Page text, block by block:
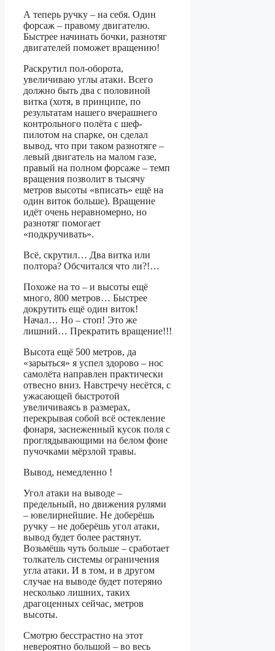
А теперь ручку – на себя. Один
форсаж – правому двигателю.
Быстрее начинать бочки, разнотяг
двигателей поможет вращению!
Раскрутил пол-оборота,
увеличиваю углы атаки. Всего
должно быть два с половиной
витка (хотя, в принципе, по
результатам нашего вчерашнего
контрольного полёта с шеф-
пилотом на спарке, он сделал
вывод, что при таком разнотяге –
левый двигатель на малом газе,
правый на полном форсаже – темп
вращения позволит в тысячу
метров высоты «вписать» ещё на
один виток больше). Вращение
идёт очень неравномерно, но
разнотяг помогает
«подкручивать».
Всё, скрутил… Два витка или
полтора? Обсчитался что ли?!…
Похоже на то – и высоты ещё
много, 800 метров… Быстрее
докрутить ещё один виток!
Начал… Но – стоп! Это же
лишний… Прекратить вращение!!!
Высота ещё 500 метров, да
«зарыться» я успел здорово – нос
самолёта направлен практически
отвесно вниз. Навстречу несётся, с
ужасающей быстротой
увеличиваясь в размерах,
перекрывая собой всё остекление
фонаря, заснеженный кусок поля с
проглядывающими на белом фоне
пучочками мёрзлой травы.
Вывод, немедленно !
Угол атаки на выводе –
предельный, но движения рулями
– ювелирнейшие. Не доберёшь
ручку – не доберёшь угол атаки,
вывод будет более растянут.
Возьмёшь чуть больше – сработает
толкатель системы ограничения
угла атаки. И в том, и в другом
случае на выводе будет потеряно
несколько лишних, таких
драгоценных сейчас, метров
высоты.
Смотрю бесстрастно на этот
невероятно большой – во весь